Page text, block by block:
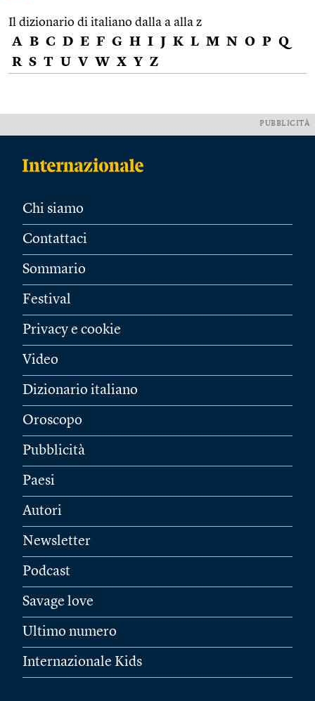
Il dizionario di italiano dalla a alla z
A B C D E F G H I J K L M N O P Q
R S T U V W X Y Z
PUBBLICITÀ
Chi siamo
Contattaci
Sommario
Festival
Privacy e cookie
Video
Dizionario italiano
Oroscopo
Pubblicità
Paesi
Autori
Newsletter
Podcast
Savage love
Ultimo numero
Internazionale Kids